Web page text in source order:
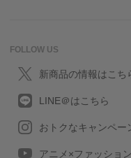
FOLLOW US
新商品の情報はこち
LINE＠はこちら
おトクなキャンペー
アニメ×ファッショ